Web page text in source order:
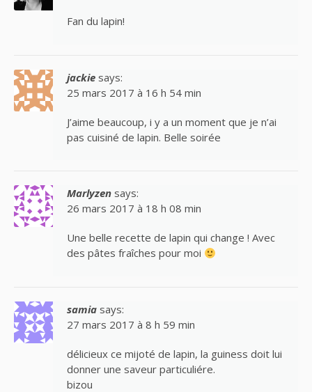
Fan du lapin!
jackie says:
25 mars 2017 à 16 h 54 min
J’aime beaucoup, i y a un moment que je n’ai
pas cuisiné de lapin. Belle soirée
Marlyzen says:
26 mars 2017 à 18 h 08 min
Une belle recette de lapin qui change ! Avec
des pâtes fraîches pour moi
samia says:
27 mars 2017 à 8 h 59 min
délicieux ce mijoté de lapin, la guiness doit lui
donner une saveur particuliére.
bizou